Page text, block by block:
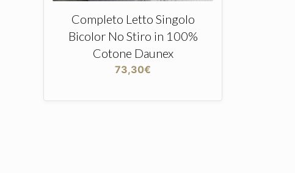
Completo Letto Singolo
Bicolor No Stiro in 100%
Cotone Daunex
73,30€